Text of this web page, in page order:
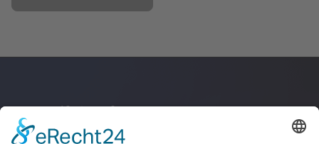
Anschrift & Anfahrt
Junge Akademie